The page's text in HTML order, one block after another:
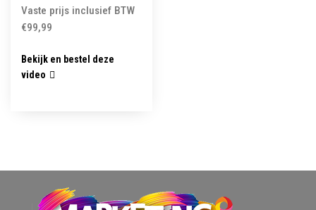
Vaste prijs inclusief BTW
€99,99
Bekijk en bestel deze
video